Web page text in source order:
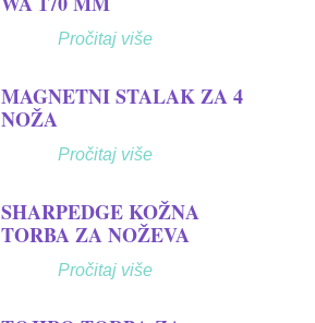
Pročitaj više
MAGNETNI STALAK ZA 4
NOŽA
Pročitaj više
SHARPEDGE KOŽNA
TORBA ZA NOŽEVA
Pročitaj više